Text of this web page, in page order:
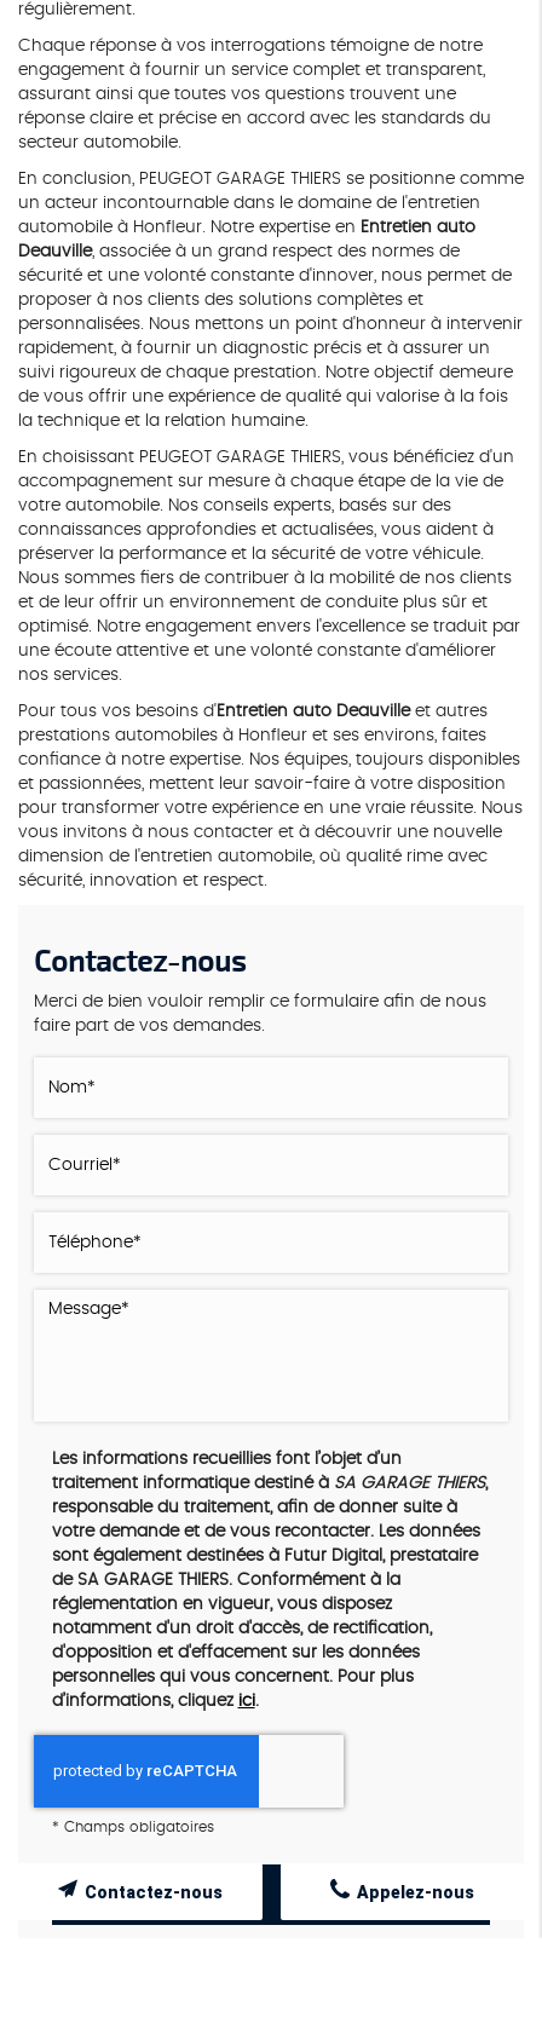
régulièrement.
Chaque réponse à vos interrogations témoigne de notre
engagement à fournir un service complet et transparent,
assurant ainsi que toutes vos questions trouvent une
réponse claire et précise en accord avec les standards du
secteur automobile.
En conclusion, PEUGEOT GARAGE THIERS se positionne comme
un acteur incontournable dans le domaine de l'entretien
automobile à Honfleur. Notre expertise en Entretien auto
Deauville, associée à un grand respect des normes de
sécurité et une volonté constante d'innover, nous permet de
proposer à nos clients des solutions complètes et
personnalisées. Nous mettons un point d'honneur à intervenir
rapidement, à fournir un diagnostic précis et à assurer un
suivi rigoureux de chaque prestation. Notre objectif demeure
de vous offrir une expérience de qualité qui valorise à la fois
la technique et la relation humaine.
En choisissant PEUGEOT GARAGE THIERS, vous bénéficiez d'un
accompagnement sur mesure à chaque étape de la vie de
votre automobile. Nos conseils experts, basés sur des
connaissances approfondies et actualisées, vous aident à
préserver la performance et la sécurité de votre véhicule.
Nous sommes fiers de contribuer à la mobilité de nos clients
et de leur offrir un environnement de conduite plus sûr et
optimisé. Notre engagement envers l'excellence se traduit par
une écoute attentive et une volonté constante d'améliorer
nos services.
Pour tous vos besoins d'Entretien auto Deauvilleet autres
prestations automobiles à Honfleur et ses environs, faites
confiance à notre expertise. Nos équipes, toujours disponibles
et passionnées, mettent leur savoir-faire à votre disposition
pour transformer votre expérience en une vraie réussite. Nous
vous invitons à nous contacter et à découvrir une nouvelle
dimension de l'entretien automobile, où qualité rime avec
sécurité, innovation et respect.
Contactez-nous
Merci de bien vouloir remplir ce formulaire afin de nous
faire part de vos demandes.
Les informations recueillies font l’objet d’un
traitement informatique destiné àSA GARAGE THIERS,
responsable du traitement, afin de donner suite à
votre demande et de vous recontacter. Les données
sont également destinées à Futur Digital, prestataire
de SA GARAGE THIERS. Conformément à la
réglementation en vigueur, vous disposez
notamment d'un droit d'accès, de rectification,
d'opposition et d'effacement sur les données
personnelles qui vous concernent. Pour plus
d’informations, cliquez ici.
* Champs obligatoires
Appelez-nous
Contactez-nous